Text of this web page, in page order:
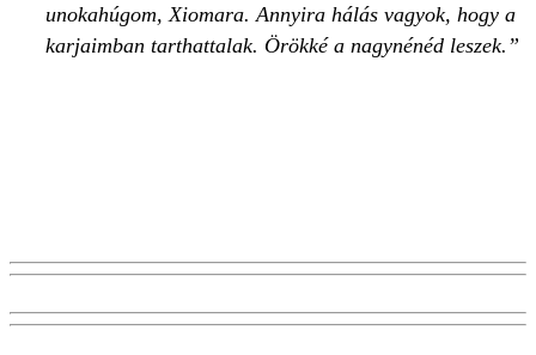
unokahúgom, Xiomara. Annyira hálás vagyok, hogy a
karjaimban tarthattalak. Örökké a nagynénéd leszek.